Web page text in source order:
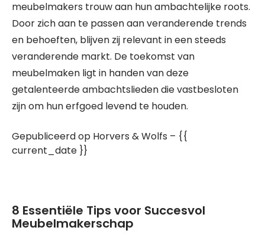
meubelmakers trouw aan hun ambachtelijke roots.
Door zich aan te passen aan veranderende trends
en behoeften, blijven zij relevant in een steeds
veranderende markt. De toekomst van
meubelmaken ligt in handen van deze
getalenteerde ambachtslieden die vastbesloten
zijn om hun erfgoed levend te houden.
Gepubliceerd op Horvers & Wolfs – {{
current_date }}
8 Essentiële Tips voor Succesvol
Meubelmakerschap